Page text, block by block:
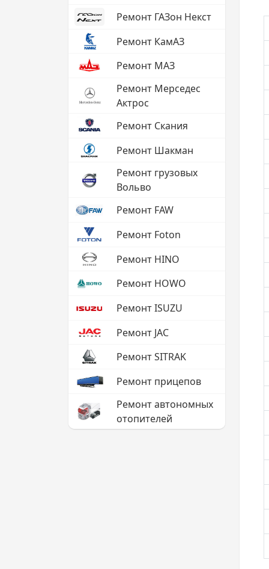
Ремонт ГАЗон Некст
Ремонт КамАЗ
Ремонт МАЗ
Ремонт Мерседес
Актрос
Ремонт Скания
Ремонт Шакман
Ремонт грузовых
Вольво
Ремонт FAW
Ремонт Foton
Ремонт HINO
Ремонт HOWO
Ремонт ISUZU
Ремонт JAC
Ремонт SITRAK
Ремонт прицепов
Ремонт автономных
отопителей